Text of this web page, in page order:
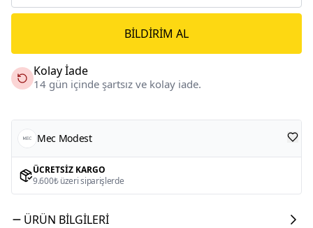
BILDIRIM AL
Kolay İade
14 gün içinde şartsız ve kolay iade.
Mec Modest
ÜCRETSIZ KARGO
9.600₺ üzeri siparişlerde
ÜRÜN BILGILERI